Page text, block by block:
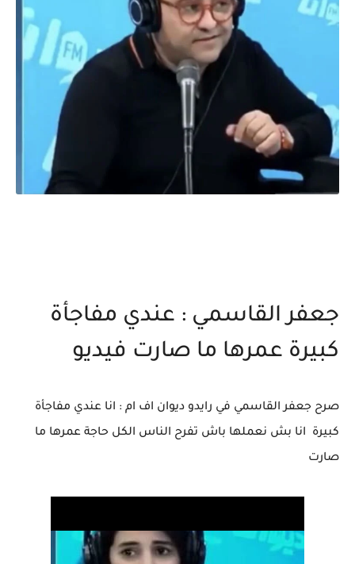
جعفر القاسمي : عندي مفاجأة
كبيرة عمرها ما صارت فيديو
صرح جعفر القاسمي في رايدو ديوان اف ام : انا عندي مفاجأة
كبيرة انا بش نعملها باش تفرح الناس الكل حاجة عمرها ما
صارت